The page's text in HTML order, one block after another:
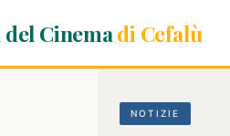
del Cinemadi Cefalù
NOTIZIE